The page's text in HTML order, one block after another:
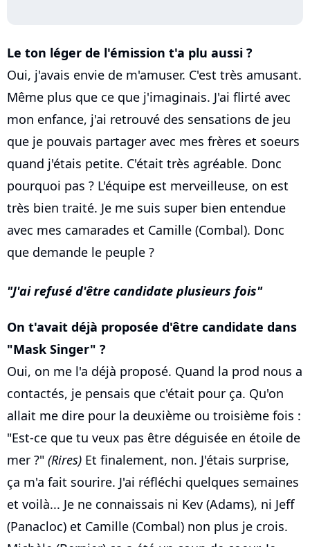
Le ton léger de l'émission t'a plu aussi ?
Oui, j'avais envie de m'amuser. C'est très amusant.
Même plus que ce que j'imaginais. J'ai flirté avec
mon enfance, j'ai retrouvé des sensations de jeu
que je pouvais partager avec mes frères et soeurs
quand j'étais petite. C'était très agréable. Donc
pourquoi pas ? L'équipe est merveilleuse, on est
très bien traité. Je me suis super bien entendue
avec mes camarades et Camille (Combal). Donc
que demande le peuple ?
J'ai refusé d'être candidate plusieurs fois
On t'avait déjà proposée d'être candidate dans
"Mask Singer" ?
Oui, on me l'a déjà proposé. Quand la prod nous a
contactés, je pensais que c'était pour ça. Qu'on
allait me dire pour la deuxième ou troisième fois :
"Est-ce que tu veux pas être déguisée en étoile de
mer ?" (Rires) Et finalement, non. J'étais surprise,
ça m'a fait sourire. J'ai réfléchi quelques semaines
et voilà... Je ne connaissais ni Kev (Adams), ni Jeff
(Panacloc) et Camille (Combal) non plus je crois.